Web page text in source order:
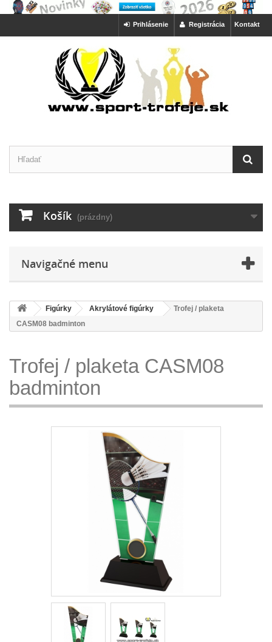
Kontakt
Registrácia
Prihlásenie
Košík (prázdny)
Navigačné menu
Figúrky Akrylátové figúrky
Trofej / plaketa
CASM08 badminton
Trofej / plaketa CASM08
badminton